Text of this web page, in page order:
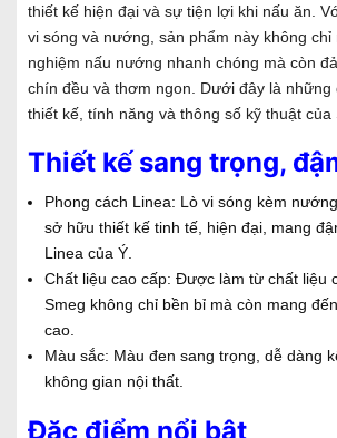
thiết kế hiện đại và sự tiện lợi khi nấu ăn.
vi sóng và nướng, sản phẩm này không chỉ
nghiệm nấu nướng nhanh chóng mà còn
chín đều và thơm ngon. Dưới đây là những
thiết kế, tính năng và thông số kỹ thuật của
Thiết kế sang trọng,
Phong cách Linea: Lò vi sóng kèm
sở hữu thiết kế tinh tế, hiện đại, mang
Linea của Ý.
Chất liệu cao cấp: Được làm từ chất liệu
Smeg không chỉ bền bỉ mà còn mang
cao.
Màu sắc: Màu đen sang trọng, dễ dàng
không gian nội thất.
Đặc điểm nổi bật